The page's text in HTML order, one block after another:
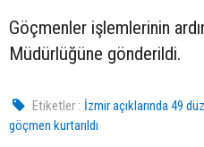
Göçmenler işlemlerinin
Müdürlüğüne gönderildi.
Etiketler : İzmir açıklarında 49
göçmen kurtarıldı